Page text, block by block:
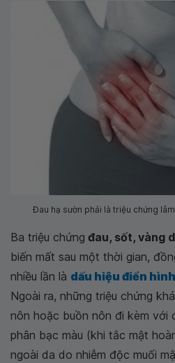
Đau hạ sườn phải là triệu chứng
Ba triệu chứng đau, sốt, vàng
biến mất sau một thời gian,
nhiều lần là dấu hiệu điển
Ngoài ra, những triệu chứng
nôn hoặc buồn nôn đi kèm với
phân bạc màu (khi tắc mật
ngoài da do nhiễm độc muối